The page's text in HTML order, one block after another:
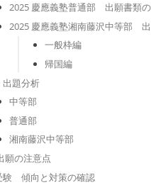
2025 慶應義塾普通部 出願書類
2025 慶應義塾湘南藤沢中等部
一般枠編
帰国編
題分析
中等部
普通部
湘南藤沢中等部
願の注意点
験 傾向と対策の確認